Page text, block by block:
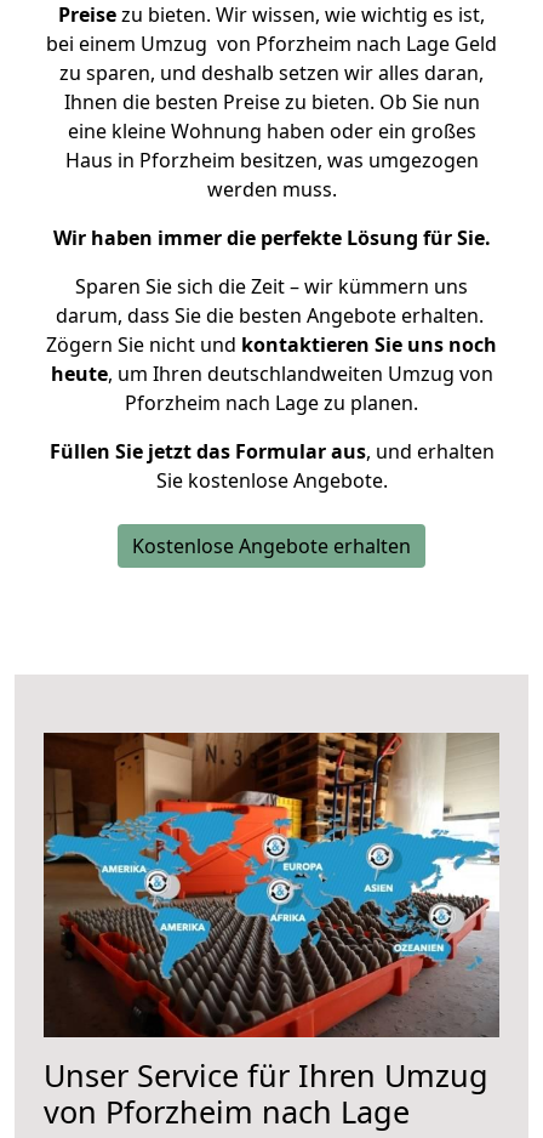
Preisezu bieten. Wir wissen, wie wichtig es ist,
bei einem Umzug von Pforzheim nach Lage Geld
zu sparen, und deshalb setzen wir alles daran,
Ihnen die besten Preise zu bieten. Ob Sie nun
eine kleine Wohnung haben oder ein großes
Haus in Pforzheim besitzen, was umgezogen
werden muss.
Wir haben immer die perfekte Lösung für Sie.
Sparen Sie sich die Zeit – wir kümmern uns
darum, dass Sie die besten Angebote erhalten.
Zögern Sie nicht und kontaktieren Sie uns noch
heute, um Ihren deutschlandweiten Umzug von
Pforzheim nach Lage zu planen.
Füllen Sie jetzt das Formular aus, und erhalten
Sie kostenlose Angebote.
Kostenlose Angebote erhalten
Unser Service für Ihren Umzug
von Pforzheim nach Lage